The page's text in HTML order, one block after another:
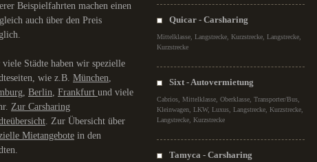
Beispielfahrten machen einen
auch über den Preis
viele Städte haben wir spezielle
wie z.B. München,
, Berlin, Frankfurt und viele
Zur Carsharing
. Zur Übersicht über
Mietangebote in den
Quicar - Carsharing
Mittelklasse, Langstrecke, Kurzstrecke, Langstrecke,
Kurzstrecke
Sixt - Autovermietung
Cabrios, Mittelklasse, Oberklasse, Transporter/Bus,
Kleinwagen, LKW, Luxus, Langstrecke, Kurzstrecke,
Langstrecke, Kurzstrecke
Tamyca - Carsharing